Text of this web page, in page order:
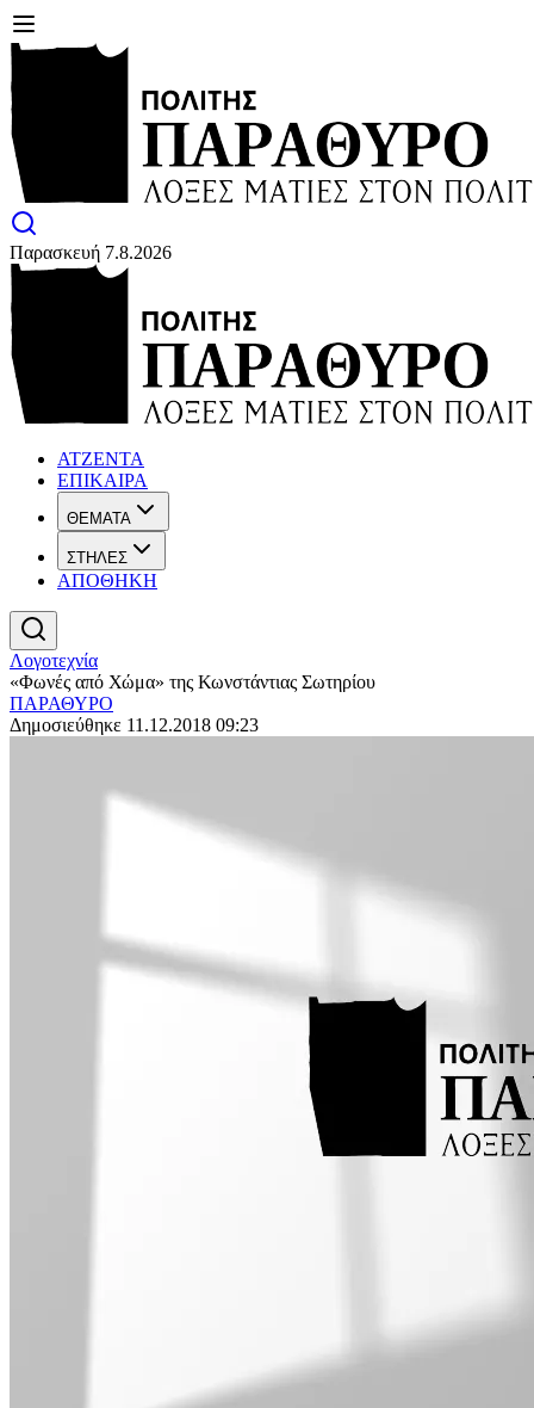
Παρασκευή 7.8.2026
ΑΤΖΕΝΤΑ
ΕΠΙΚΑΙΡΑ
ΘΕΜΑΤΑ
ΣΤΗΛΕΣ
ΑΠΟΘΗΚΗ
Λογοτεχνία
«Φωνές από Χώμα» της Κωνστάντιας Σωτηρίου
ΠΑΡΑΘΥΡΟ
Δημοσιεύθηκε 11.12.2018 09:23